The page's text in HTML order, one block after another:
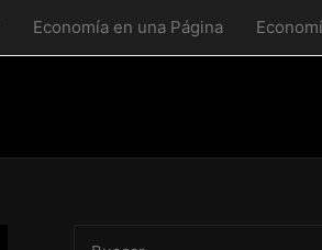
Economía en una Página